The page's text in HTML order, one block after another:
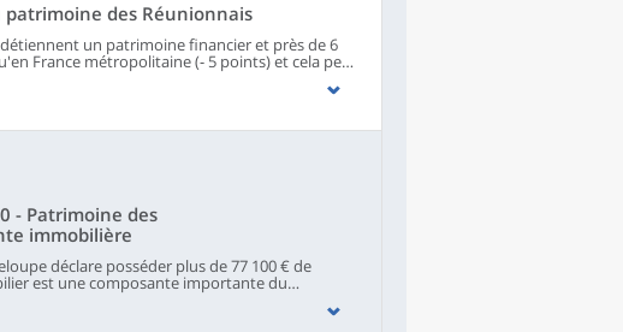
des Réunionnais
un patrimoine financier et près de 6
France métropolitaine (- 5 points) et cela peut
plus faibles revenus.
- Patrimoine des
immobilière
déclare posséder plus de 77 100 € de
est une composante importante du
possèdent plus de 66 000 € de
se déclarent propriétaires, la Guadeloupe se